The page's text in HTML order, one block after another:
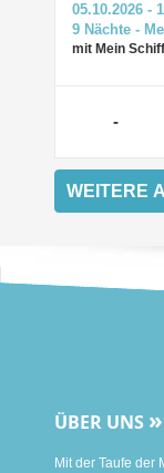
05.10.2026 -
9 Nächte -
mit Mein
-
ÜBER UNS »
Mit der Taufe der